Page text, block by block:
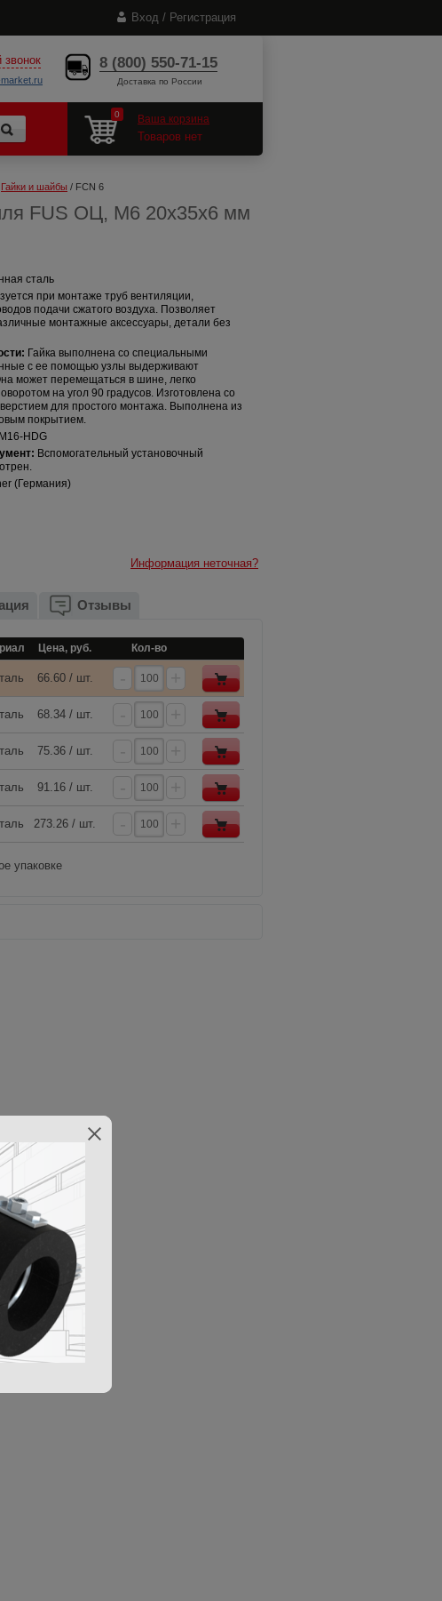
Вход / Регистрация
звонок 8 (800) 550-71-15
Доставка по России
0 Ваша корзина
Товаров нет
Гайки и шайбы / FCN 6
FUS ОЦ, M6 20x35x6 мм
сталь
при монтаже труб вентиляции,
подачи сжатого воздуха. Позволяет
монтажные аксессуары, детали без
Гайка выполнена со специальными
с ее помощью узлы выдерживают
может перемещаться в шине, легко
на угол 90 градусов. Изготовлена со
для простого монтажа. Выполнена из
покрытием.
HDG
Вспомогательный установочный
(Германия)
Информация неточная?
Отзывы
Цена, руб. Кол-во
66.60 / шт.
68.34 / шт.
75.36 / шт.
91.16 / шт.
273.26 / шт.
упаковке